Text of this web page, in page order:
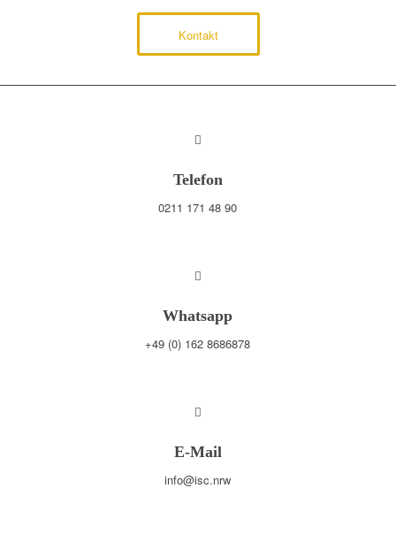
Kontakt
Telefon
0211 171 48 90
Whatsapp
+49 (0) 162 8686878
E-Mail
info@isc.nrw